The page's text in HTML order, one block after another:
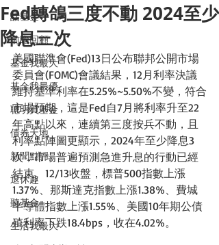
話基金
前瞻回顧
基金我最大
基金我最優
聰明買基金
債券天地
新聞點評
退休趣
聽基金
生活我最大
Fed轉鴿三度不動 2024至少
降息三次
美國聯準會(Fed)13日公布聯邦公開市場
委員會(FOMC)會議結果，12月利率決議
維持基準利率在5.25%~5.50%不變，符合
市場預期，這是Fed自7月將利率升至22
年高點以來，連續第三度按兵不動，且
利率點陣圖更顯示，2024年至少降息3
次，市場普遍預測急進升息的行動已經
結束。12/13收盤，標普500指數上漲
1.37%、那斯達克指數上漲1.38%、費城
半導體指數上漲1.55%、美國10年期公債
殖利率下跌18.4bps，收在4.02%。